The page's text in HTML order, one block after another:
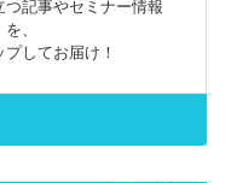
つ記事やセミナー情報
を、
プしてお届け！